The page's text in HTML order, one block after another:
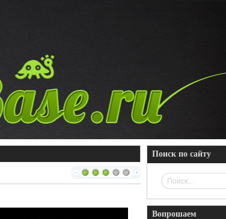
Поиск по сайту
Вопрошаем